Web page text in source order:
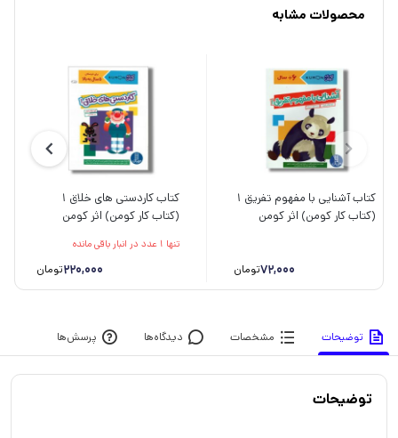
محصولات مشابه
کتاب آشنایی با مفهوم تفریق 1
(کتاب کار کومن) اثر کومن
72,000تومان
کتاب کاردستی های خلاق 1
(کتاب کار کومن) اثر کومن
تنها 1 عدد در انبار باقی مانده
220,000تومان
توضیحات مشخصات دیدگاه‌ها پرسش‌ها
توضیحات